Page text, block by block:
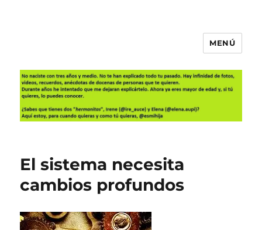
MENÚ
El sistema necesita
cambios profundos